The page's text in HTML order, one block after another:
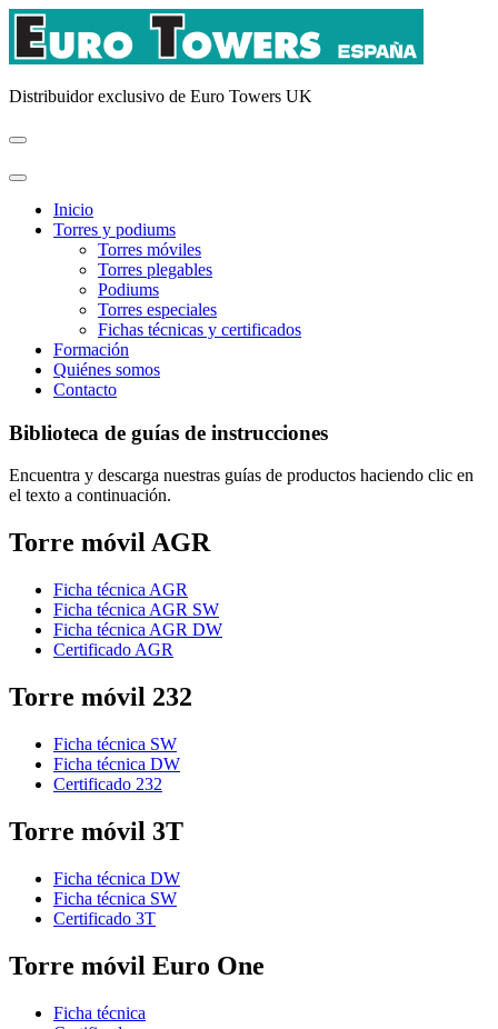
Distribuidor exclusivo de Euro Towers UK
Inicio
Torres y podiums
Torres móviles
Torres plegables
Podiums
Torres especiales
Fichas técnicas y certificados
Formación
Quiénes somos
Contacto
Biblioteca de guías de instrucciones
Encuentra y descarga nuestras guías de productos haciendo clic en
el texto a continuación.
Torre móvil AGR
Ficha técnica AGR
Ficha técnica AGR SW
Ficha técnica AGR DW
Certificado AGR
Torre móvil 232
Ficha técnica SW
Ficha técnica DW
Certificado 232
Torre móvil 3T
Ficha técnica DW
Ficha técnica SW
Certificado 3T
Torre móvil Euro One
Ficha técnica